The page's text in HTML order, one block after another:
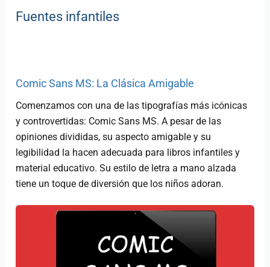
Fuentes infantiles
Comic Sans MS: La Clásica Amigable
Comenzamos con una de las tipografías más icónicas
y controvertidas: Comic Sans MS. A pesar de las
opiniones divididas, su aspecto amigable y su
legibilidad la hacen adecuada para libros infantiles y
material educativo. Su estilo de letra a mano alzada
tiene un toque de diversión que los niños adoran.